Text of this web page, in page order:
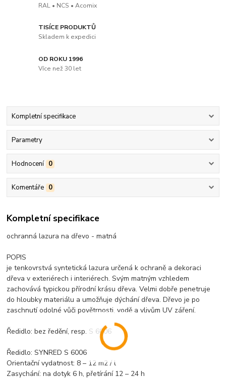
RAL • NCS • Acomix
TISÍCE PRODUKTŮ
Skladem k expedici
OD ROKU 1996
Více než 30 let
Kompletní specifikace
Parametry
Hodnocení 0
Komentáře 0
Kompletní specifikace
ochranná lazura na dřevo - matná
POPIS
je tenkovrstvá syntetická lazura určená k ochraně a dekoraci
dřeva v exteriérech i interiérech. Svým matným vzhledem
zachovává typickou přírodní krásu dřeva. Velmi dobře penetruje
do hloubky materiálu a umožňuje dýchání dřeva. Dřevo je po
zaschnutí odolné vůči povětrnosti, vodě a vlivům UV záření.
Ředidlo: bez ředění, resp. S 6006
Ředidlo: SYNRED S 6006
Orientační vydatnost: 8 – 12 m2 / l
Zasychání: na dotyk 6 h, přetírání 12 – 24 h